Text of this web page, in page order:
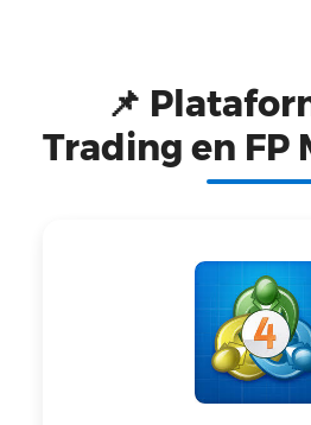
📌
Trading en FP